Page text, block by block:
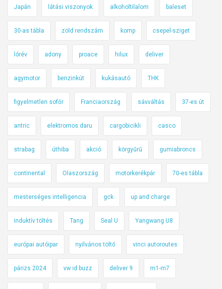
Japán látási viszonyok alkoholtilalom baleset
30-as tábla zöld rendszám komp csepel-sziget
lórév adony proace hilux deliver
agymotor benzinkút kukásautó THK
figyelmetlen sofőr Franciaország sávváltás 37-es út
antric elektromos daru cargobicikli casco
strabag úthiba akció körgyűrű gumiabroncs
continental Olaszország motorkerékpár 70-es tábla
mesterséges intelligencia gck up and charge
induktív töltés Tang Seal U Yangwang U8
európai autóipar nyilvános töltő vinci autoroutes
párizs 2024 vw id buzz deliver 9 m1-m7